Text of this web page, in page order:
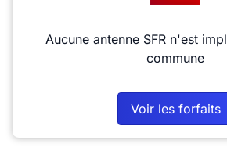
Aucune antenne SFR n'est
commune
Voir les forfaits